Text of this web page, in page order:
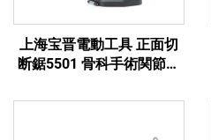
上海宝晋電動工具 正面切
断鋸5501 骨科手術関節外